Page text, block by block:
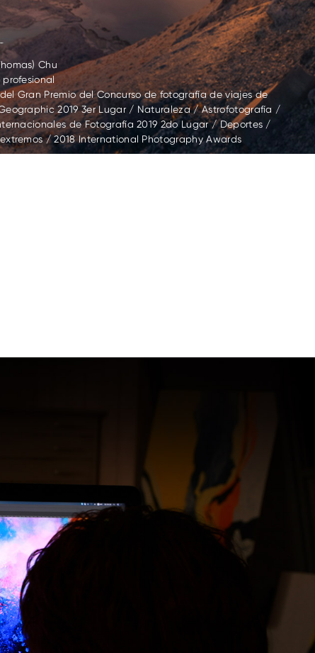
Chu
Gran Premio del Concurso de fotografía de viajes de
2019 3er Lugar / Naturaleza / Astrofotografía /
de Fotografía 2019 2do Lugar / Deportes /
/ 2018 International Photography Awards